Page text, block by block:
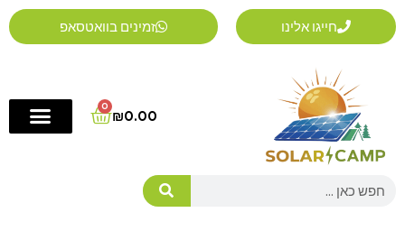
דילוג
לתוכן
חייגו אלינו זמינים בוואטסאפ
₪0.00
0
Cart
Search